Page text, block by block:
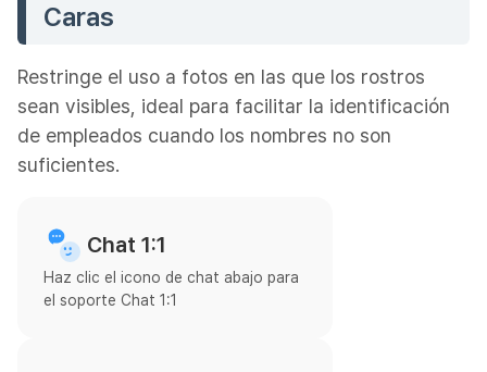
Caras
Restringe el uso a fotos en las que los rostros
sean visibles, ideal para facilitar la identificación
de empleados cuando los nombres no son
suficientes.
Chat 1:1
Haz clic el icono de chat abajo para
el soporte Chat 1:1